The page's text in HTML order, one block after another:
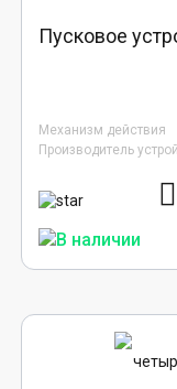
Пусковое
Механизм действия
Производитель